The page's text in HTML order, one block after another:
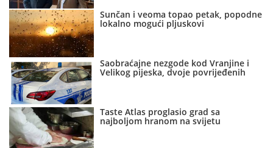
Sunčan i veoma topao petak, popodne
lokalno mogući pljuskovi
Saobraćajne nezgode kod Vranjine i
Velikog pijeska, dvoje povrijeđenih
Taste Atlas proglasio grad sa
najboljom hranom na svijetu